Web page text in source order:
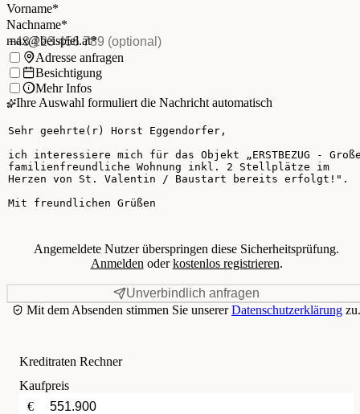
Vorname*
Nachname
Nachname*
E-Mail*(Pflichtfeld)
max@beispiel.at*
Telefon(optional)
Ich möchte:Adresse anfragen
Besichtigung
Mehr Infos
Ihre Auswahl formuliert die Nachricht automatisch
Ihre Nachricht
Angemeldete Nutzer überspringen diese Sicherheitsprüfung.
Anmeldenoderkostenlos registrieren.
Unverbindlich anfragen
Mit dem Absenden stimmen Sie unsererDatenschutzerklärung zu.
Kreditraten Rechner
Kaufpreis
€